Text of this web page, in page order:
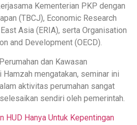
Kementerian PKP dengan
(TBCJ), Economic Research
Asia (ERIA), serta Organisation
and Development (OECD).
dan Kawasan
mengatakan, seminar ini
aktivitas perumahan sangat
sendiri oleh pemerintah.
HUD Hanya Untuk Kepentingan